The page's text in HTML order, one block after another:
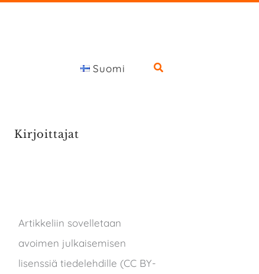
Suomi
Kirjoittajat
Artikkeliin sovelletaan
avoimen julkaisemisen
lisenssiä tiedelehdille (CC BY-